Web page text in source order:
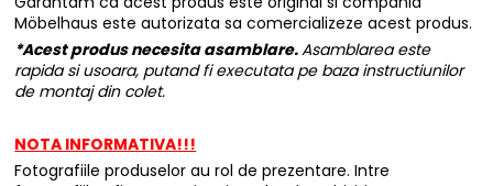
Möbelhaus este autorizata sa comercializeze acest produs.
*Acest produs necesita asamblare.Asamblarea este
rapida si usoara, putand fi executata pe baza instructiunilor
de montaj din colet.
NOTA INFORMATIVA!!!
Fotografiile produselor au rol de prezentare. Intre